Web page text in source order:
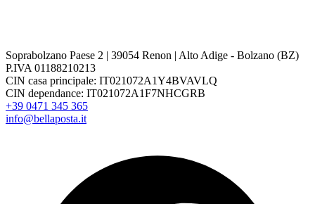
Soprabolzano Paese 2 | 39054 Renon | Alto Adige - Bolzano (BZ)
P.IVA 01188210213
CIN casa principale: IT021072A1Y4BVAVLQ
CIN dependance: IT021072A1F7NHCGRB
+39 0471 345 365
info@bellaposta.it